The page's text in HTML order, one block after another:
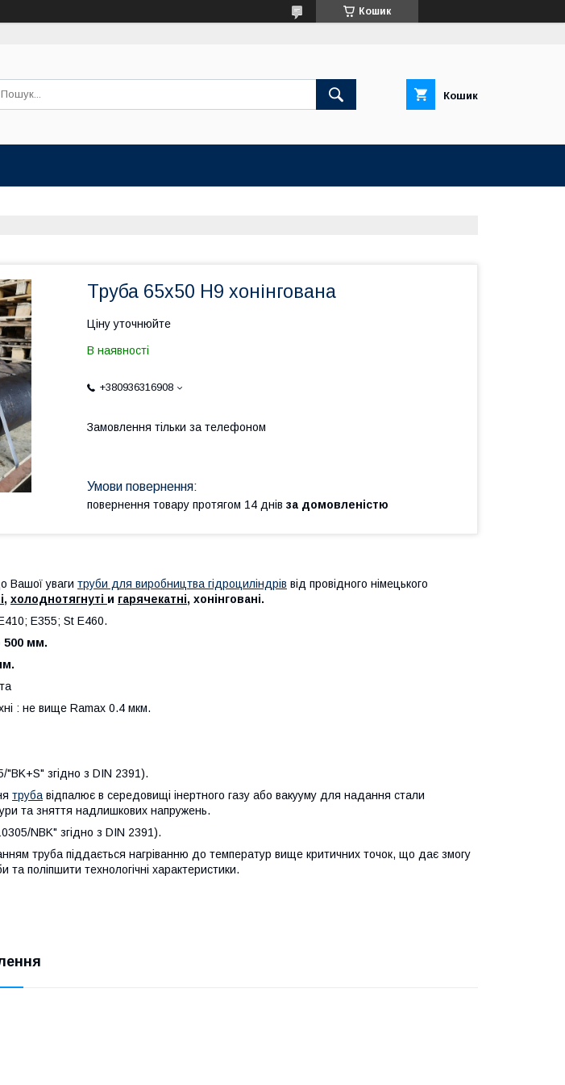
Кошик
Кошик
Труба 65х50 H9 хонінгована
Ціну уточнюйте
В наявності
+380936316908
Замовлення тільки за телефоном
повернення товару протягом 14 днів за домовленістю
Вашої уваги труби для виробництва гідроциліндрів від провідного німецького
, холоднотягнуті и гарячекатні, хонінговані.
E355; St E460.
500 мм.
: не вище Ramax 0.4 мкм.
згідно з DIN 2391).
трубавідпалює в середовищі інертного газу або вакууму для надання стали
та зняття надлишкових напружень.
NBK" згідно з DIN 2391).
труба піддається нагріванню до температур вище критичних точок, що дає змогу
поліпшити технологічні характеристики.